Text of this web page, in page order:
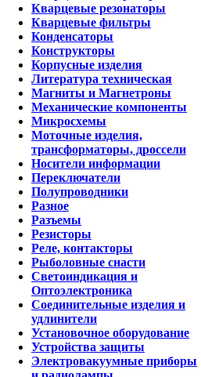
Кварцевые резонаторы
Кварцевые фильтры
Конденсаторы
Конструкторы
Корпусные изделия
Литература техническая
Магниты и Магнетроны
Механические компоненты
Микросхемы
Моточные изделия,
трансформаторы, дроссели
Носители информации
Переключатели
Полупроводники
Разное
Разъемы
Резисторы
Реле, контакторы
Рыболовные снасти
Светоиндикация и
Оптоэлектроника
Соединительные изделия и
удлинители
Установочное оборудование
Устройства защиты
Электровакуумные приборы